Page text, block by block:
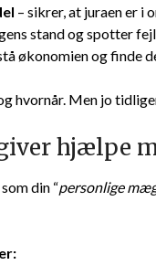
– sikrer, at juraen er i
stand og spotter
økonomien og finde
hvornår. Men jo
hjælpe
din “personlige